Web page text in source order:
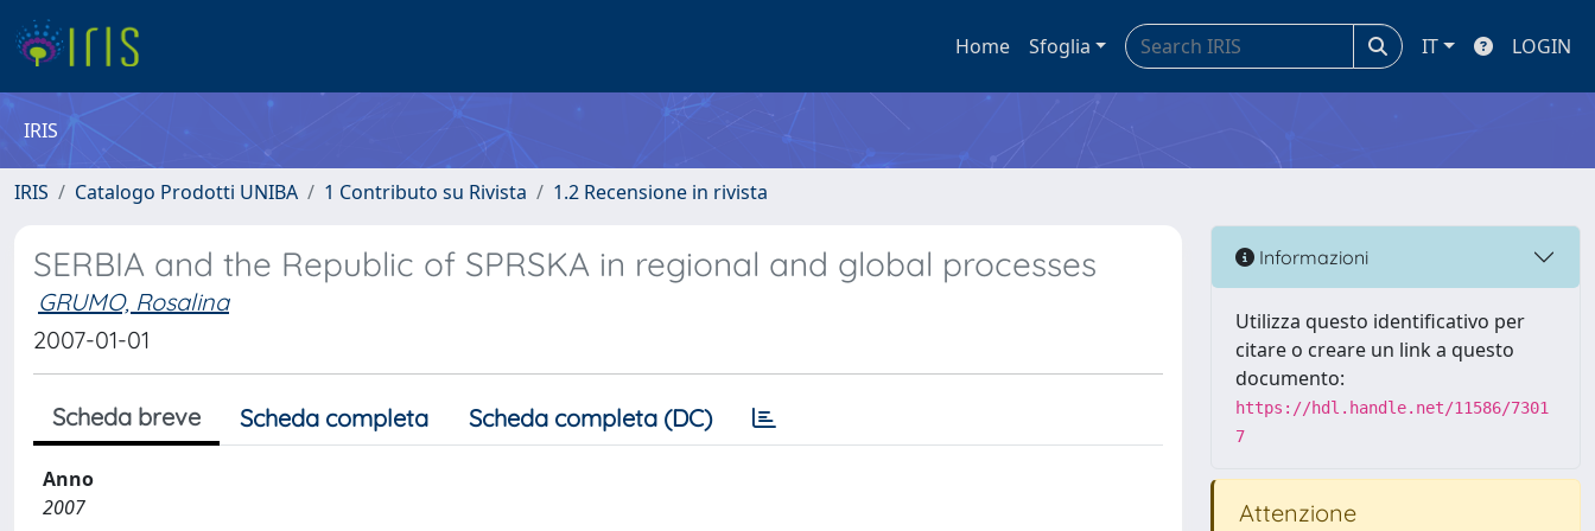
Home Sfoglia IT LOGIN
IRIS
IRIS Catalogo Prodotti UNIBA 1 Contributo su Rivista 1.2 Recensione in rivista
SERBIA and the Republic of SPRSKA in regional and global processes
GRUMO, Rosalina
2007-01-01
Scheda breve Scheda completa Scheda completa (DC)
Anno
2007
Informazioni
Utilizza questo identificativo per
citare o creare un link a questo
documento:
https://hdl.handle.net/11586/7301
7
Attenzione